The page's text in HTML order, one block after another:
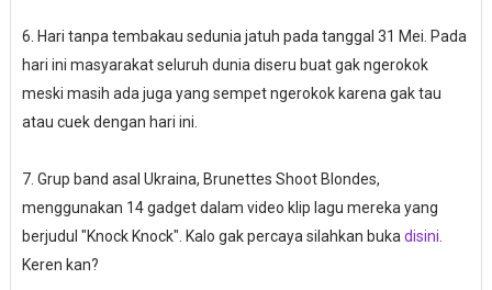
6. Hari tanpa tembakau sedunia jatuh pada tanggal 31 Mei. Pada
hari ini masyarakat seluruh dunia diseru buat gak ngerokok
meski masih ada juga yang sempet ngerokok karena gak tau
atau cuek dengan hari ini.
7. Grup band asal Ukraina, Brunettes Shoot Blondes,
menggunakan 14 gadget dalam video klip lagu mereka yang
berjudul "Knock Knock". Kalo gak percaya silahkan buka disini
Keren kan?